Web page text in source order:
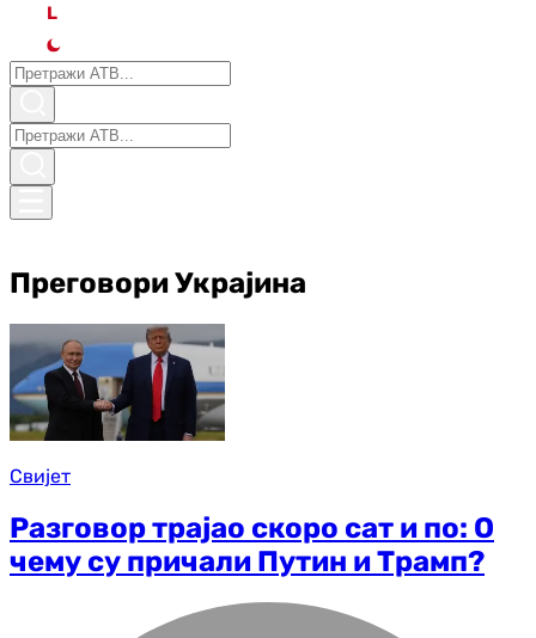
L
Преговори Украјина
Свијет
Разговор трајао скоро сат и по: О
чему су причали Путин и Трамп?